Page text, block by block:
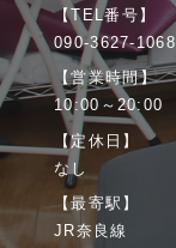
【TEL番号】
090-3627-1068
【営業時間】
10:00～20:00
【定休日】
なし
【最寄駅】
JR奈良線